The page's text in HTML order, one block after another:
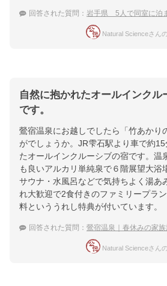
回答された質問： 岩手県 5人で同室に泊まれる！大
Natural Scienceさん
自然に抱かれたオールインクル
です。
鶯宿温泉にお越しでしたら「竹あか
がでしょうか。JR雫石駅より車で約
たオールインクルーシブの宿です。温
も良いアルカリ単純泉で６階展望大浴
サウナ・水風呂などで気持ちよく湯あ
れ大歓迎で2食付きのファミリープラ
料といううれし特典が付いています。
回答された質問： 鶯宿温泉｜春休みの家
Natural Scienceさん